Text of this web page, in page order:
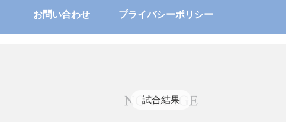
お問い合わせ プライバシーポリシー
試合結果